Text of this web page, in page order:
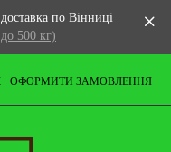
по Вінниці
500 кг)
ОФОРМИТИ ЗАМОВЛЕННЯ